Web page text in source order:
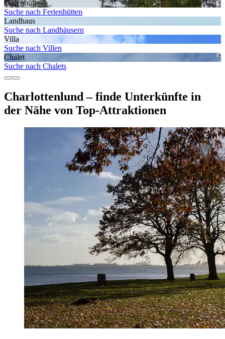
Ferienhütte
Suche nach Ferienhütten
Landhaus
Suche nach Landhäusern
Villa
Suche nach Villen
Chalet
Suche nach Chalets
Charlottenlund – finde Unterkünfte in
der Nähe von Top-Attraktionen